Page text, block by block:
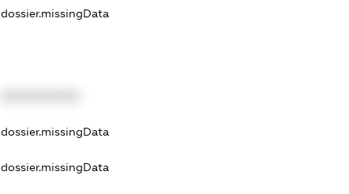
dossier.missingData
dossier.missingData
dossier.missingData